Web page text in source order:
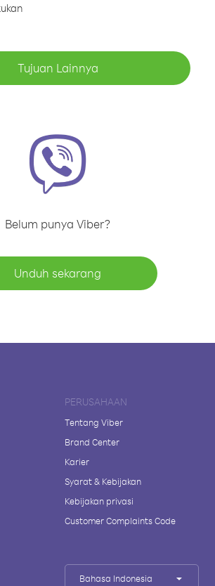
Tujuan Lainnya
Belum punya Viber?
Unduh sekarang
PERUSAHAAN
Tentang Viber
Brand Center
Karier
Syarat & Kebijakan
Kebijakan privasi
Customer Complaints Code
Bahasa Indonesia